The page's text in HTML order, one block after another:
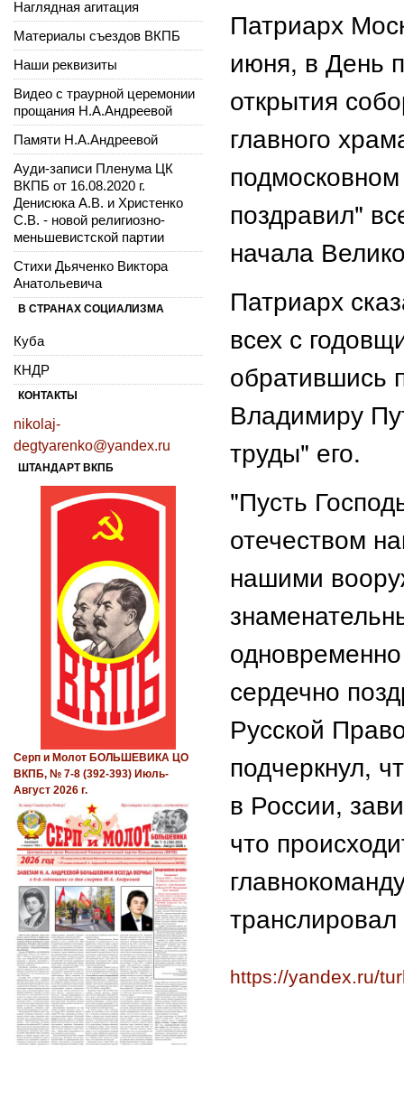
Патриарх
июня, в День
открытия
главного
поздравил"
начала
Патриарх
всех с
обратившись
Владимиру
труды" его.
"Пусть
отечеством
нашими
сердечно
Русской
подчеркнул,
в России,
что
https://yandex.ru/
Наглядная агитация
Материалы съездов ВКПБ
Наши реквизиты
Видео с траурной церемонии
прощания Н.А.Андреевой
Памяти Н.А.Андреевой
Ауди-записи Пленума ЦК
ВКПБ от 16.08.2020 г.
Денисюка А.В. и Христенко
С.В. - новой религиозно-
меньшевистской партии
Стихи Дьяченко Виктора
Анатольевича
В СТРАНАХ СОЦИАЛИЗМА
Куба
КНДР
КОНТАКТЫ
nikolaj-
degtyarenko@yandex.ru
ШТАНДАРТ ВКПБ
Серп и Молот БОЛЬШЕВИКА ЦО
ВКПБ, № 7-8 (392-393) Июль-
Август 2026 г.